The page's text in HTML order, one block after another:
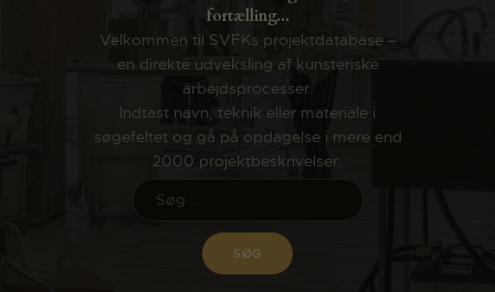
fortælling...
Velkommen til SVFKs projektdatabase –
en direkte udveksling af kunsteriske
arbejdsprocesser.
Indtast navn, teknik eller materiale i
søgefeltet og gå på opdagelse i mere end
2000 projektbeskrivelser.